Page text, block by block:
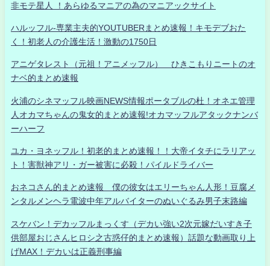
非モテ星人 ！あらゆるマニアの為のマニアックサイト
ハルッフル-専業主夫的YOUTUBERまとめ速報！キモデブおた
く！初老人の介護生活！激動の1750日
アニゲタレスト（元祖！アニメッフル） ひきこもりニートのオ
ナベ的まとめ速報
火浦のシネマッフル映画NEWS情報ポータブルの杜！オネエ管理
人オカマちゃんの鬼女的まとめ速報!オカマッフルアタックナンバ
ーハーフ
ユカ・ヨネッフル！初老的まとめ速報！！大帝イタチにラリアッ
ト！害獣神アリ・ガー被害に必殺！パイルドライバー
おネコさん的まとめ速報 僕の彼女はエリーちゃん人形！豆腐メ
ンタルメンヘラ電波中年アルバイターのぬいぐるみ男子末路編
スケバン！デカッフルまっくす（デカい強い2次元嫁だいすき子
供部屋おじさんヒロシ之古惑仔的まとめ速報）話題な動画取り上
げMAX！デカいは正義刑事編